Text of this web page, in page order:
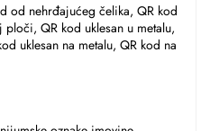
od nehrđajućeg čelika, QR kod
QR kod uklesan u metalu,
uklesan na metalu, QR kod na